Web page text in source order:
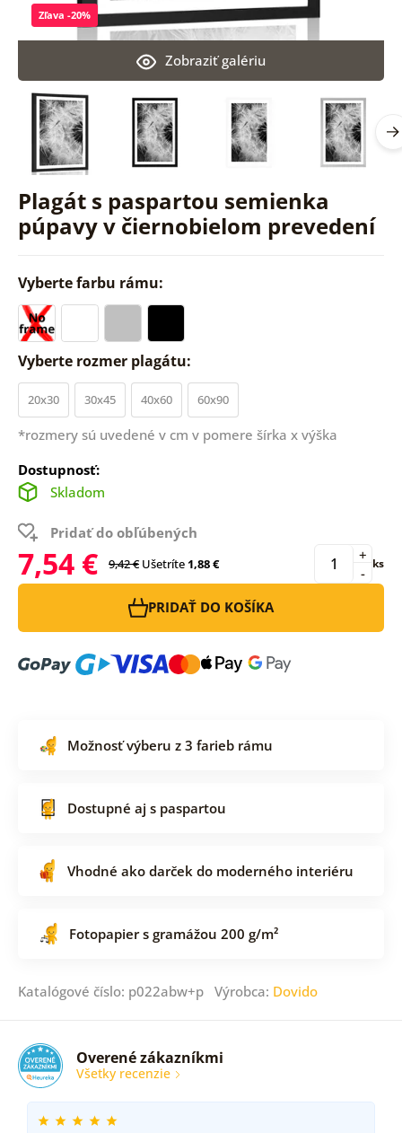
Plagát s paspartou semienka
púpavy v čiernobielom prevedení
Zobraziť galériu
Zľava -20%
Vyberte farbu rámu:
Vyberte rozmer plagátu:
20x30 30x45 40x60 60x90
*rozmery sú uvedené v cm v pomere šírka x výška
Dostupnosť:
Skladom
Pridať do obľúbených
7,54 € 9,42 € Ušetríte1,88 € -
+ ks
PRIDAŤ DO KOŠÍKA
Možnosť výberu z 3 farieb rámu
Dostupné aj s paspartou
Vhodné ako darček do moderného interiéru
Fotopapier s gramážou 200 g/m²
Katalógové číslo: p022abw+p Výrobca: Dovido
Overené zákazníkmi
Všetky recenzie